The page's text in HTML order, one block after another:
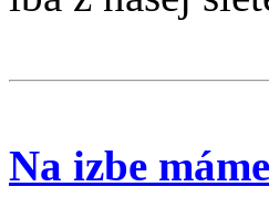
Na izbe